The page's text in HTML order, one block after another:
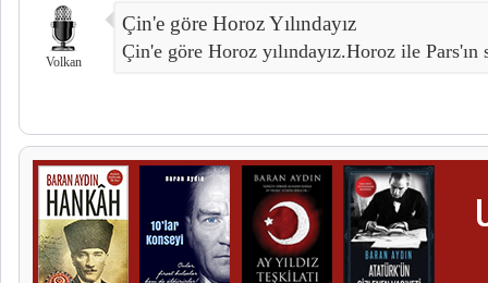
Volkan
Çin'e göre Horoz Yılındayız
Çin'e göre Horoz yılındayız.Horoz ile Pars'ın